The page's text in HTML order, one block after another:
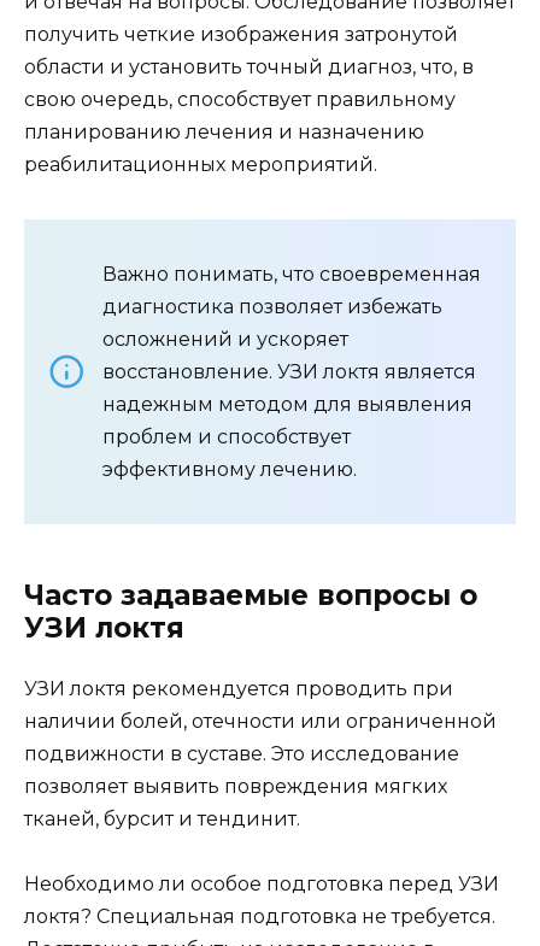
получить четкие изображения затронутой
области и установить точный диагноз, что, в
свою очередь, способствует правильному
планированию лечения и назначению
реабилитационных мероприятий.
Важно понимать, что своевременная
диагностика позволяет избежать
осложнений и ускоряет
восстановление. УЗИ локтя является
надежным методом для выявления
проблем и способствует
эффективному лечению.
Часто задаваемые вопросы о
УЗИ локтя
УЗИ локтя рекомендуется проводить при
наличии болей, отечности или ограниченной
подвижности в суставе. Это исследование
позволяет выявить повреждения мягких
тканей, бурсит и тендинит.
Необходимо ли особое подготовка перед УЗИ
локтя? Специальная подготовка не требуется.